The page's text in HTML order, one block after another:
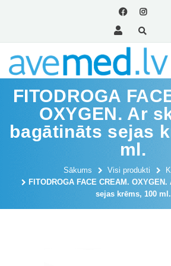
FITODROGA
OXYGEN. Ar
bagātināts sejas
ml.
Sākums Visi produkti
FITODROGA FACE CREAM.
sejas krēms, 100 ml.